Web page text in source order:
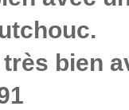
bien